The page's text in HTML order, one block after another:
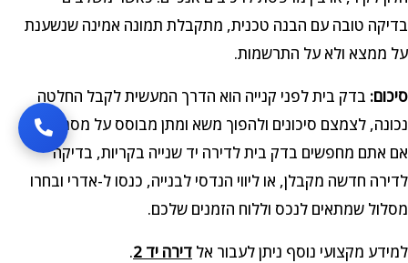
בדיקה טובה עם הבנה טכנית, מתקבלת תמונה אמינה שנשענת
על ממצא ולא על התרשמות.
סיכום: בדק בית לפני קנייה הוא הדרך המעשית לקבל החלטה
נכונה, לצמצם סיכונים ולהפוך משא ומתן מבוסס על מסמכים.
אם אתם מחפשים בדק בית לדירה יד שנייה בקריות, בדיקה
לדירה חדשה מקבלן, או ליווי הנדסי לבנייה, כנסו ל-אדרי ובחרו
מסלול שמתאים לנכס וללוח הזמנים שלכם.
למידע מקצועי נוסף ניתן לעבור אל דירה יד 2 .